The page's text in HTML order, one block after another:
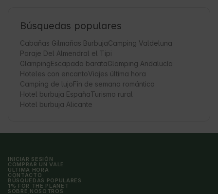
Búsquedas populares
Cabañas Gilmañas BurbujaCamping Valdeluna
Paraje Del Almendral el Tipi
GlampingEscapada barataGlamping Andalucía
Hoteles con encantoViajes última hora
Camping de lujoFin de semana romántico
Hotel burbuja EspañaTurismo rural
Hotel burbuja Alicante
INICIAR SESIÓN
COMPRAR UN VALE
ÚLTIMA HORA
CONTACTO
BÚSQUEDAS POPULARES
1% FOR THE PLANET
SOBRE NOSOTROS